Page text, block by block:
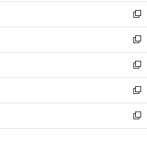
く
で
開
く
ン
ド
ウ
で
開
く
ウ
ィ
ン
ド
ウ
で
開
く
し
い
ウ
ィ
ン
ド
ウ
で
開
く
新
し
い
ウ
ィ
ン
ド
ウ
で
開
新
し
い
ウ
ィ
ン
ド
ウ
新
し
い
ウ
ィ
ン
新
し
い
ウ
新
し